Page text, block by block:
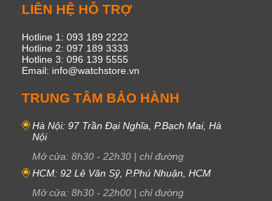
LIÊN HỆ HỖ TRỢ
Hotline 1: 093 189 2222
Hotline 2: 097 189 3333
Hotline 3: 096 139 5555
Email: info@watchstore.vn
TRUNG TÂM BẢO HÀNH
Hà Nội: 97 Trần Đại Nghĩa, P.Bạch Mai, Hà
Nội
Mở cửa: 8h30 - 22h30 | chỉ đường
HCM: 92 Lê Văn Sỹ, P.Phú Nhuận, HCM
Mở cửa: 8h30 - 22h00 | chỉ đường